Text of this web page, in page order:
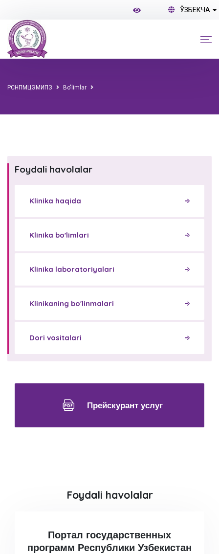
ЎЗБЕКЧА
РСНПМЦЭМИПЗ Bo'limlar
Foydali havolalar
Klinika haqida
Klinika bo'limlari
Klinika laboratoriyalari
Klinikaning bo'linmalari
Dori vositalari
Прейскурант услуг
Foydali havolalar
Портал государственных
программ Республики Узбекистан